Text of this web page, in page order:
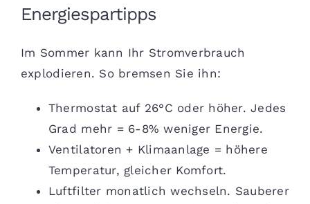
Energiespartipps
Im Sommer kann Ihr Stromverbrauch
explodieren. So bremsen Sie ihn:
Thermostat auf 26°C oder höher. Jedes
Grad mehr = 6-8% weniger Energie.
Ventilatoren + Klimaanlage = höhere
Temperatur, gleicher Komfort.
Luftfilter monatlich wechseln. Sauberer